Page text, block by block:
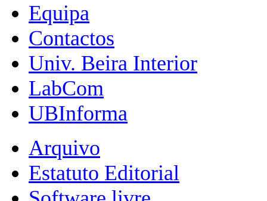
Equipa
Contactos
Univ. Beira Interior
LabCom
UBInforma
Arquivo
Estatuto Editorial